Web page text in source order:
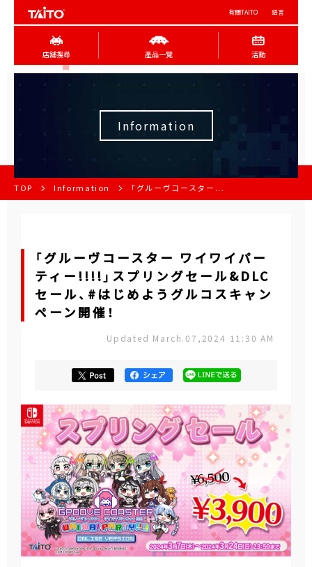
有關TAITO 語言
店舖搜尋 產品一覽 活動
Information
TOP Information 「グルーヴコースター...
「グルーヴコースター ワイワイパー
ティー!!!!」スプリングセール&DLC
セール、#はじめようグルコスキャン
ペーン開催！
Updated March.07,2024 11:30 AM